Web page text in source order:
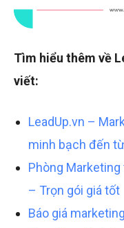
Tìm hiểu thêm về
viết:
LeadUp.vn –
minh bạch đến
Phòng
– Trọn gói giá tốt
Báo giá